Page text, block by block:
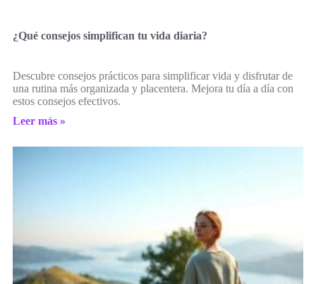
¿Qué consejos simplifican tu vida diaria?
Descubre consejos prácticos para simplificar vida y disfrutar de
una rutina más organizada y placentera. Mejora tu día a día con
estos consejos efectivos.
Leer más »